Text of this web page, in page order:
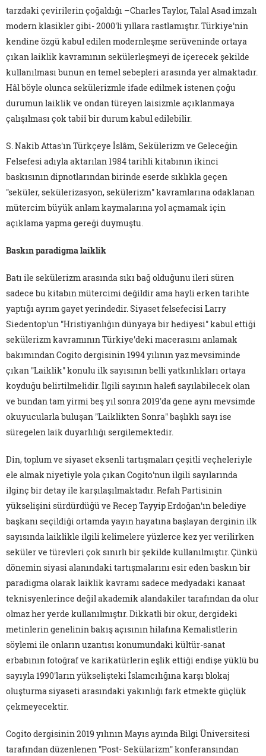
tarzdaki çevirilerin çoğaldığı –Charles Taylor, Talal Asad imzalı
modern klasikler gibi- 2000'li yıllara rastlamıştır. Türkiye'nin
kendine özgü kabul edilen modernleşme serüveninde ortaya
çıkan laiklik kavramının sekülerleşmeyi de içerecek şekilde
kullanılması bunun en temel sebepleri arasında yer almaktadır.
Hâl böyle olunca sekülerizmle ifade edilmek istenen çoğu
durumun laiklik ve ondan türeyen laisizmle açıklanmaya
çalışılması çok tabiî bir durum kabul edilebilir.
S. Nakib Attas'ın Türkçeye İslâm, Sekülerizm ve Geleceğin
Felsefesi adıyla aktarılan 1984 tarihli kitabının ikinci
baskısının dipnotlarından birinde eserde sıklıkla geçen
"seküler, sekülerizasyon, sekülerizm" kavramlarına odaklanan
mütercim büyük anlam kaymalarına yol açmamak için
açıklama yapma gereği duymuştu.
Baskın paradigma laiklik
Batı ile sekülerizm arasında sıkı bağ olduğunu ileri süren
sadece bu kitabın mütercimi değildir ama hayli erken tarihte
yaptığı ayrım gayet yerindedir. Siyaset felsefecisi Larry
Siedentop'un "Hristiyanlığın dünyaya bir hediyesi" kabul ettiği
sekülerizm kavramının Türkiye'deki macerasını anlamak
bakımından Cogito dergisinin 1994 yılının yaz mevsiminde
çıkan "Laiklik" konulu ilk sayısının belli yatkınlıkları ortaya
koyduğu belirtilmelidir. İlgili sayının halefi sayılabilecek olan
ve bundan tam yirmi beş yıl sonra 2019'da gene aynı mevsimde
okuyucularla buluşan "Laiklikten Sonra" başlıklı sayı ise
süregelen laik duyarlılığı sergilemektedir.
Din, toplum ve siyaset eksenli tartışmaları çeşitli veçheleriyle
ele almak niyetiyle yola çıkan Cogito'nun ilgili sayılarında
ilginç bir detay ile karşılaşılmaktadır. Refah Partisinin
yükselişini sürdürdüğü ve Recep Tayyip Erdoğan'ın belediye
başkanı seçildiği ortamda yayın hayatına başlayan derginin ilk
sayısında laiklikle ilgili kelimelere yüzlerce kez yer verilirken
seküler ve türevleri çok sınırlı bir şekilde kullanılmıştır. Çünkü
dönemin siyasi alanındaki tartışmalarını esir eden baskın bir
paradigma olarak laiklik kavramı sadece medyadaki kanaat
teknisyenlerince değil akademik alandakiler tarafından da olur
olmaz her yerde kullanılmıştır. Dikkatli bir okur, dergideki
metinlerin genelinin bakış açısının hilafına Kemalistlerin
söylemi ile onların uzantısı konumundaki kültür-sanat
erbabının fotoğraf ve karikatürlerin eşlik ettiği endişe yüklü bu
sayıyla 1990'ların yükselişteki İslamcılığına karşı blokaj
oluşturma siyaseti arasındaki yakınlığı fark etmekte güçlük
çekmeyecektir.
Cogito dergisinin 2019 yılının Mayıs ayında Bilgi Üniversitesi
tarafından düzenlenen "Post- Sekülarizm" konferansından